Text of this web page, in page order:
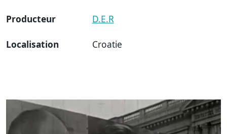
Producteur D.E.R
Localisation Croatie